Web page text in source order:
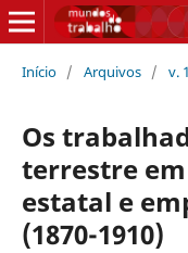
Início / Arquivos / v.
Os
terrestre
estatal e
(1870-1910)